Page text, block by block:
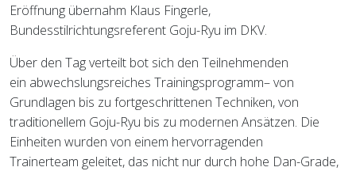
Eröffnung übernahm Klaus Fingerle,
Bundesstilrichtungsreferent Goju-Ryu im DKV.
Über den Tag verteilt bot sich den Teilnehmenden
ein abwechslungsreiches Trainingsprogramm– von
Grundlagen bis zu fortgeschrittenen Techniken, von
traditionellem Goju-Ryu bis zu modernen Ansätzen. Die
Einheiten wurden von einem hervorragenden
Trainerteam geleitet, das nicht nur durch hohe Dan-Grade,